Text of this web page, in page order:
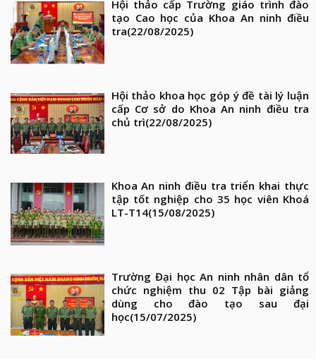
Hội thảo cấp Trường giáo trình đào
tạo Cao học của Khoa An ninh điều
tra(22/08/2025)
Hội thảo khoa học góp ý đề tài lý luận
cấp Cơ sở do Khoa An ninh điều tra
chủ trì(22/08/2025)
Khoa An ninh điều tra triển khai thực
tập tốt nghiệp cho 35 học viên Khoá
LT-T14(15/08/2025)
Trường Đại học An ninh nhân dân tổ
chức nghiệm thu 02 Tập bài giảng
dùng cho đào tạo sau đại
học(15/07/2025)